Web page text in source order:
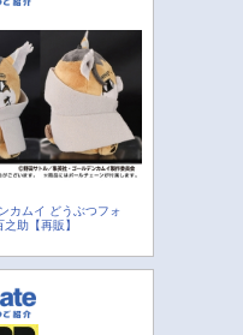
カムイ どうぶつフォ
助【再販】